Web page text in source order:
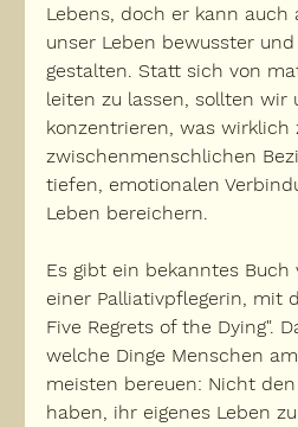
Lebens, doch er kann auch
unser Leben bewusster
gestalten. Statt sich von
leiten zu lassen, sollten wir
konzentrieren, was wirklich
zwischenmenschlichen
tiefen, emotionalen
Leben bereichern.
Es gibt ein bekanntes Buch
einer Palliativpflegerin, mit
Five Regrets of the Dying".
welche Dinge Menschen
meisten bereuen: Nicht
haben, ihr eigenes Leben